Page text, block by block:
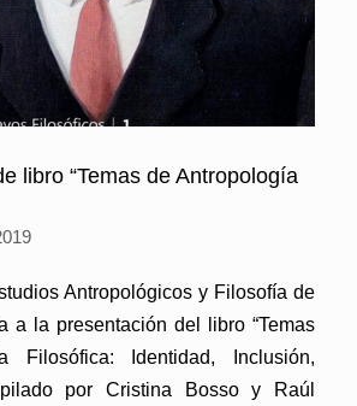
libro “Temas de Antropología
Antropológicos y Filosofía de
a la presentación del libro “Temas
Filosófica: Identidad, Inclusión,
por Cristina Bosso y Raúl